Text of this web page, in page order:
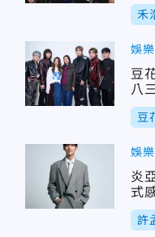
禾
娛樂
豆
八
豆
娛樂
炎
式
許